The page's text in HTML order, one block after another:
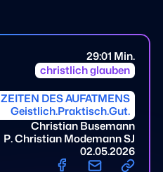
29:01 Min.
christlich glauben
ZEITEN DES AUFATMENS
Geistlich.Praktisch.Gut.
Christian Busemann
P. Christian Modemann SJ
02.05.2026